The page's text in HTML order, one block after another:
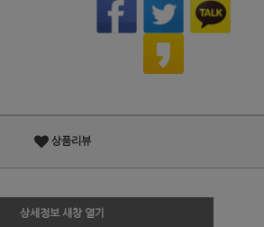
상품리뷰
상세정보 새창 열기